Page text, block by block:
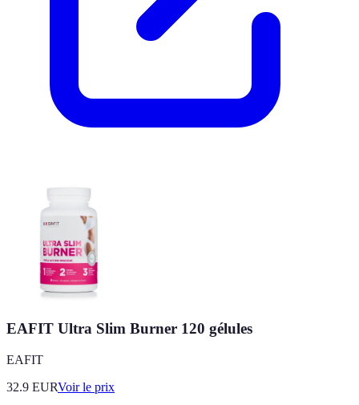
EAFIT Ultra Slim Burner 120 gélules
EAFIT
32.9 EURVoir le prix